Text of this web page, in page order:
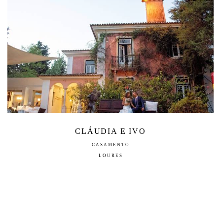
CLÁUDIA E IVO
CASAMENTO
LOURES